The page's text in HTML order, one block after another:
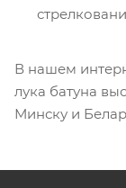
В нашем
лука батуна
Минску и